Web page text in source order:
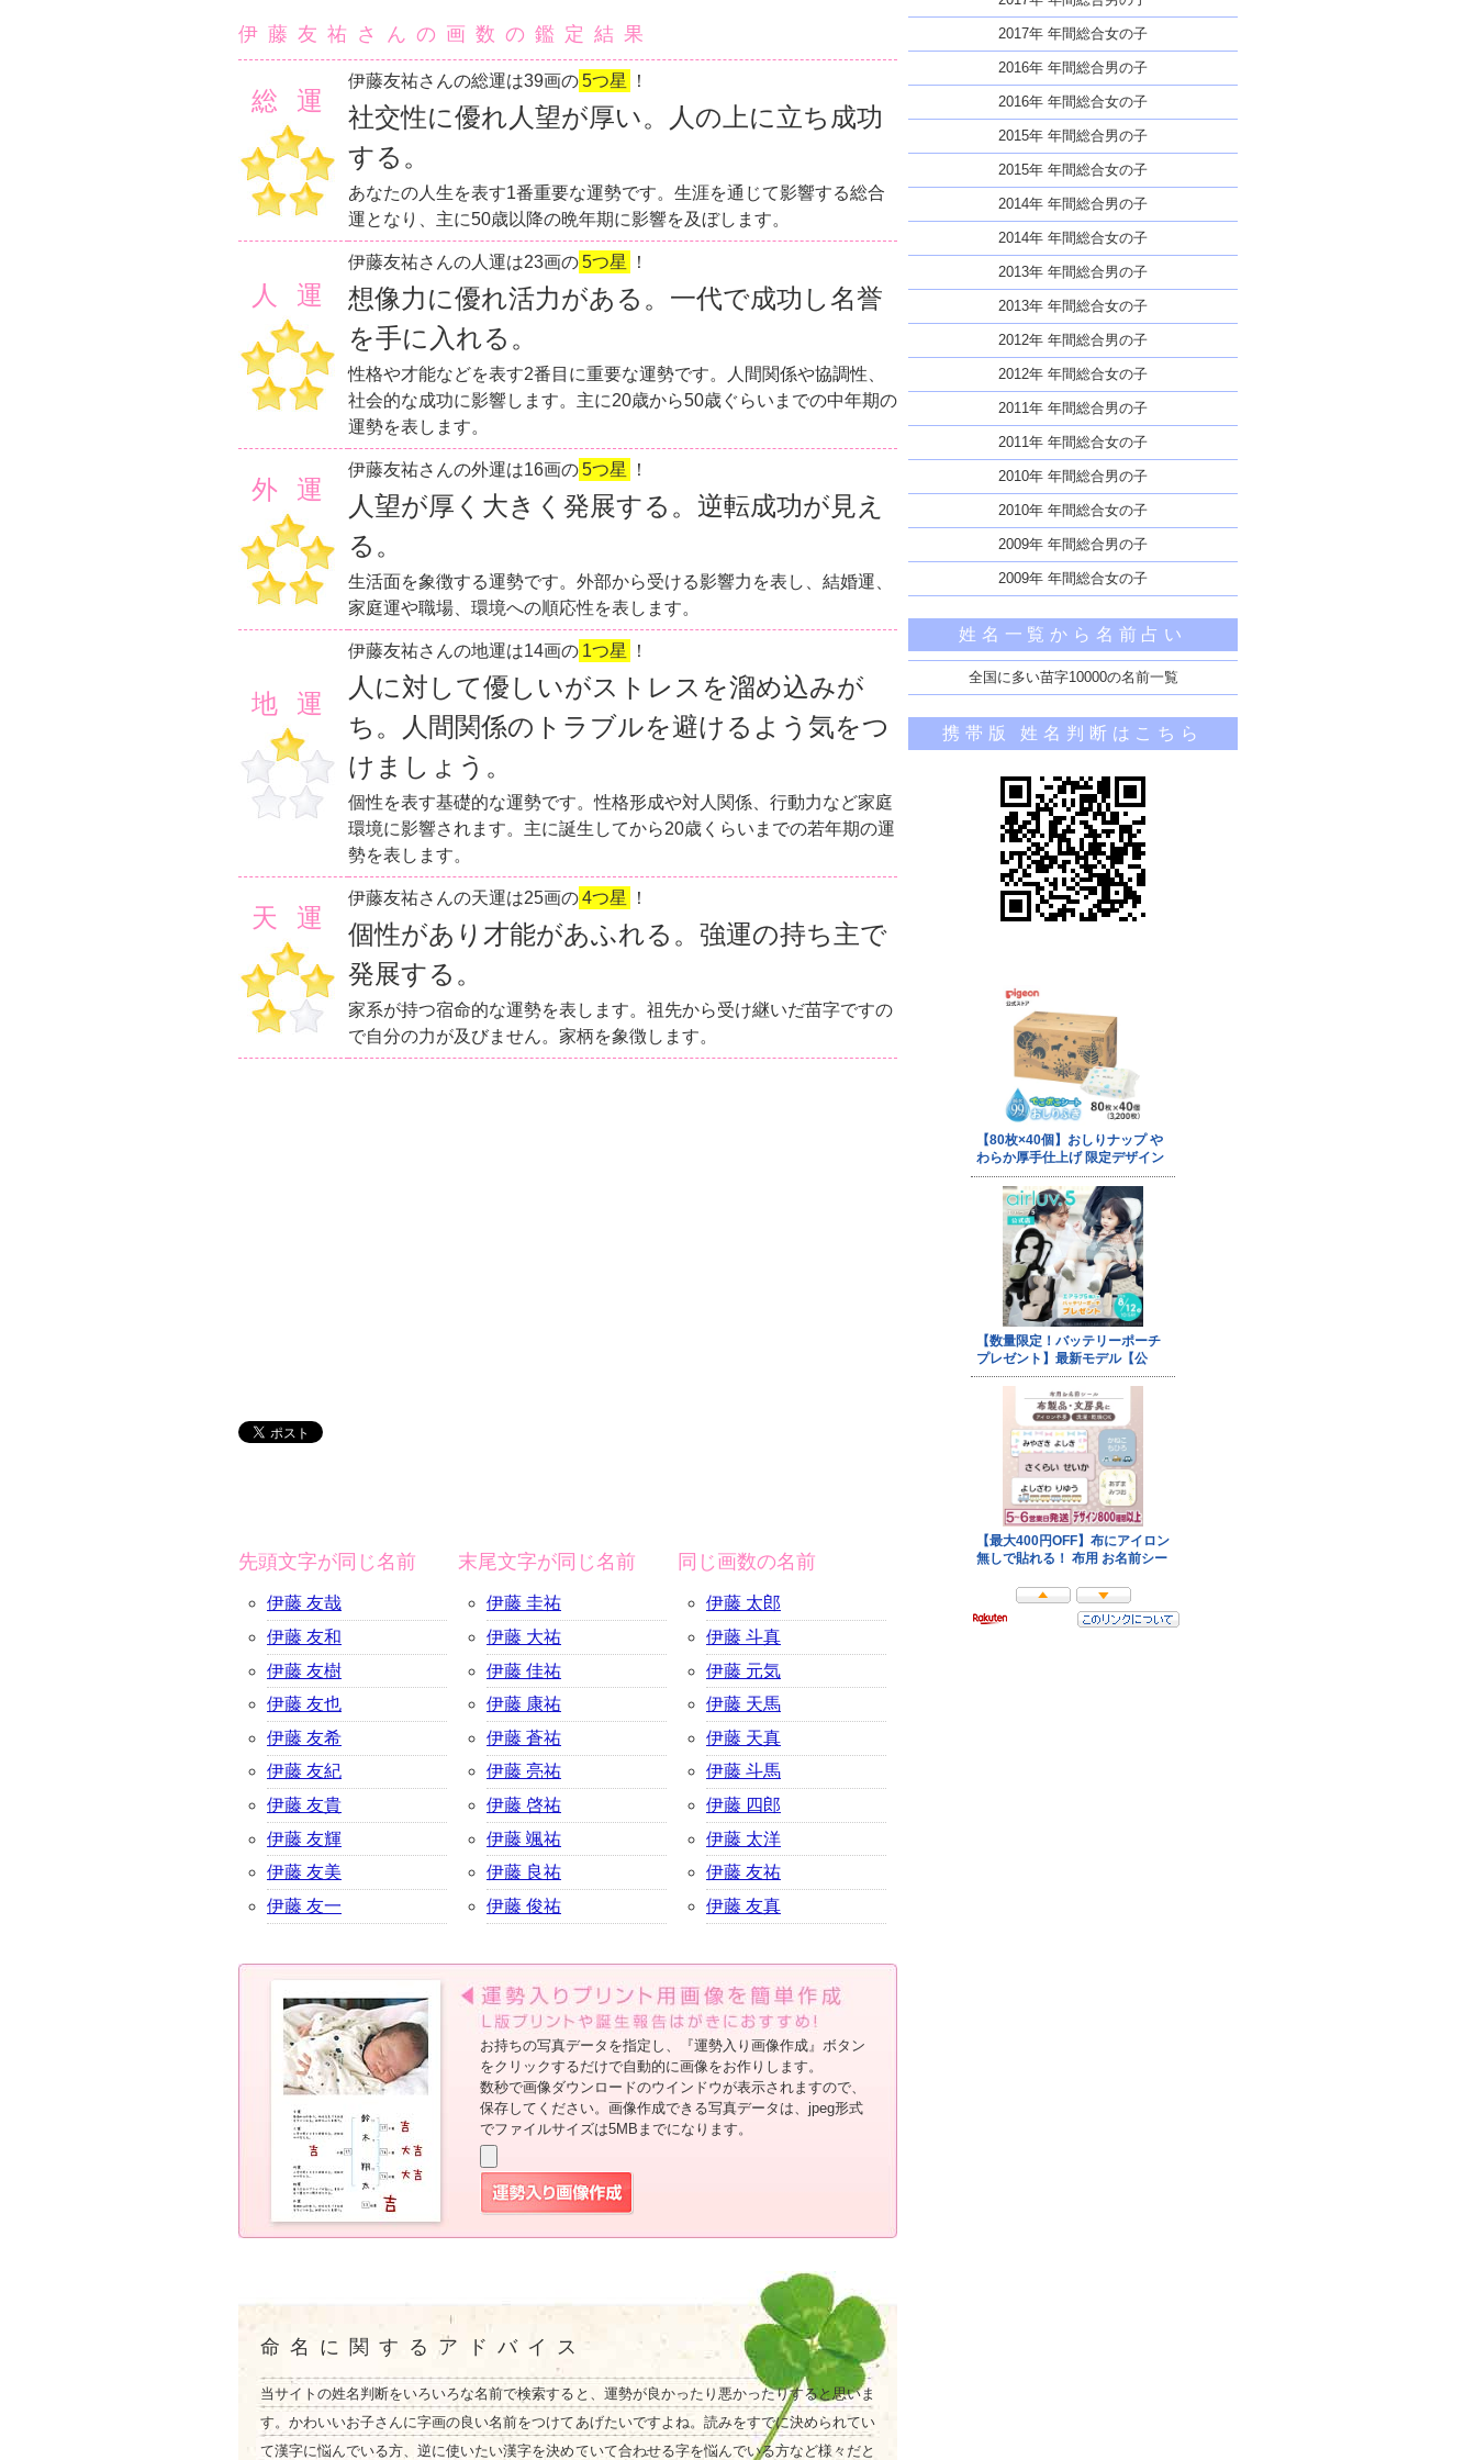
伊藤友祐さんの画数の鑑定結果
総運
伊藤友祐さんの総運は39画の5つ星 ！
社交性に優れ人望が厚い。人の上に立ち成功
する。
あなたの人生を表す1番重要な運勢です。生涯を通じて影響する総合
運となり、主に50歳以降の晩年期に影響を及ぼします。
人運
伊藤友祐さんの人運は23画の5つ星 ！
想像力に優れ活力がある。一代で成功し名誉
を手に入れる。
性格や才能などを表す2番目に重要な運勢です。人間関係や協調性、
社会的な成功に影響します。主に20歳から50歳ぐらいまでの中年期の
運勢を表します。
外運
伊藤友祐さんの外運は16画の5つ星 ！
人望が厚く大きく発展する。逆転成功が見え
る。
生活面を象徴する運勢です。外部から受ける影響力を表し、結婚運、
家庭運や職場、環境への順応性を表します。
地運
伊藤友祐さんの地運は14画の 1つ星 ！
人に対して優しいがストレスを溜め込みが
ち。人間関係のトラブルを避けるよう気をつ
けましょう。
個性を表す基礎的な運勢です。性格形成や対人関係、行動力など家庭
環境に影響されます。主に誕生してから20歳くらいまでの若年期の運
勢を表します。
天運
伊藤友祐さんの天運は25画の4つ星 ！
個性があり才能があふれる。強運の持ち主で
発展する。
家系が持つ宿命的な運勢を表します。祖先から受け継いだ苗字ですの
で自分の力が及びません。家柄を象徴します。
先頭文字が同じ名前
伊藤 友哉
伊藤 友和
伊藤 友樹
伊藤 友也
伊藤 友希
伊藤 友紀
伊藤 友貴
伊藤 友輝
伊藤 友美
伊藤 友一
末尾文字が同じ名前
伊藤 圭祐
伊藤 大祐
伊藤 佳祐
伊藤 康祐
伊藤 蒼祐
伊藤 亮祐
伊藤 啓祐
伊藤 颯祐
伊藤 良祐
伊藤 俊祐
同じ画数の名前
伊藤 太郎
伊藤 斗真
伊藤 元気
伊藤 天馬
伊藤 天真
伊藤 斗馬
伊藤 四郎
伊藤 太洋
伊藤 友祐
伊藤 友真
お持ちの写真データを指定し、『運勢入り画像作成』ボタン
をクリックするだけで自動的に画像をお作りします。
数秒で画像ダウンロードのウインドウが表示されますので、
保存してください。画像作成できる写真データは、jpeg形式
でファイルサイズは5MBまでになります。
命名に関するアドバイス
当サイトの姓名判断をいろいろな名前で検索すると、運勢が良かったり悪かったりすると思いま
す。かわいいお子さんに字画の良い名前をつけてあげたいですよね。読みをすでに決められてい
て漢字に悩んでいる方、逆に使いたい漢字を決めていて合わせる字を悩んでいる方など様々だと
2017年 年間総合女の子
2016年 年間総合男の子
2016年 年間総合女の子
2015年 年間総合男の子
2015年 年間総合女の子
2014年 年間総合男の子
2014年 年間総合女の子
2013年 年間総合男の子
2013年 年間総合女の子
2012年 年間総合男の子
2012年 年間総合女の子
2011年 年間総合男の子
2011年 年間総合女の子
2010年 年間総合男の子
2010年 年間総合女の子
2009年 年間総合男の子
2009年 年間総合女の子
姓名一覧から名前占い
全国に多い苗字10000の名前一覧
携帯版 姓名判断はこちら